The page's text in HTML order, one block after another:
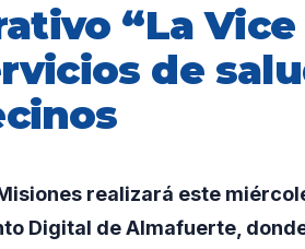
“La
de
realizará este
Digital de Almafuerte,